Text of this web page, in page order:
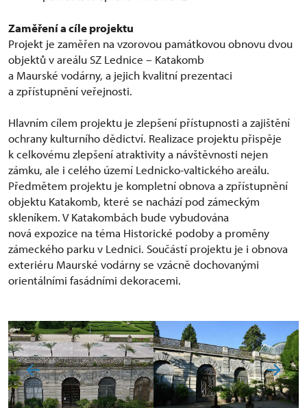
Zaměření a cíle projektu
Projekt je zaměřen na vzorovou památkovou obnovu dvou
objektů v areálu SZ Lednice – Katakomb
a Maurské vodárny, a jejich kvalitní prezentaci
a zpřístupnění veřejnosti.
Hlavním cílem projektu je zlepšení přístupnosti a zajištění
ochrany kulturního dědictví. Realizace projektu přispěje
k celkovému zlepšení atraktivity a návštěvnosti nejen
zámku, ale i celého území Lednicko-valtického areálu.
Předmětem projektu je kompletní obnova a zpřístupnění
objektu Katakomb, které se nachází pod zámeckým
skleníkem. V Katakombách bude vybudována
nová expozice na téma Historické podoby a proměny
zámeckého parku v Lednici. Součástí projektu je i obnova
exteriéru Maurské vodárny se vzácně dochovanými
orientálními fasádními dekoracemi.